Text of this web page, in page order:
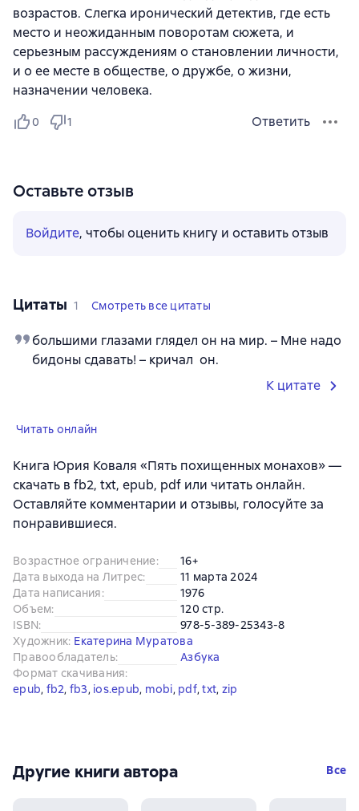
возрастов. Слегка иронический детектив, где есть
место и неожиданным поворотам сюжета, и
серьезным рассуждениям о становлении личности,
и о ее месте в обществе, о дружбе, о жизни,
назначении человека.
0 1 Ответить
Оставьте отзыв
Войдите, чтобы оценить книгу и оставить отзыв
Цитаты 1 Смотреть все цитаты
большими глазами глядел он на мир. – Мне надо
бидоны сдавать! – кричал он.
К цитате
Читать онлайн
Книга Юрия Коваля «Пять похищенных монахов» —
скачать в fb2, txt, epub, pdf или читать онлайн.
Оставляйте комментарии и отзывы, голосуйте за
понравившиеся.
Возрастное ограничение:
16+
Дата выхода на Литрес:
11 марта 2024
Дата написания:
1976
Объем:
120 стр.
ISBN:
978-5-389-25343-8
Художник: Екатерина Муратова
Правообладатель:
Азбука
Формат скачивания:
epub, fb2, fb3, ios.epub, mobi, pdf, txt, zip
Другие книги автора Все